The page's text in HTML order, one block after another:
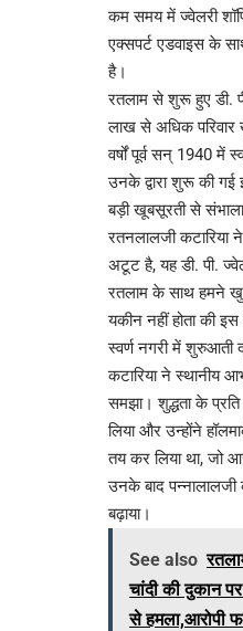
कम समय में ज्वेलरी
एक्सपर्ट एडवाइस के
है।
रतलाम से शुरू हुए डी.
लाख से अधिक
वर्षों पूर्व सन् 1940 में
उनके द्वारा शुरू की गई
बड़ी खूबसूरती से
रतनलालजी कटारिया ने
अटूट है, यह डी. पी.
रतलाम के साथ हमने
यकीन नहीं होता की
स्वर्ण नगरी में शुरुआती
कटारिया ने स्थानीय
समझा। शुद्धता के
लिया और उन्होंने
तय कर लिया था, जो
उनके बाद पन्नालालजी
बढ़ाया।
See also
चांदी की दुकान
से हमला,आरोपी